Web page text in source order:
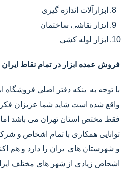
ابزارآلات اندازه گیری
ابزار نقاشی ساختمان
ابزار لوله کشی
فروش عمده ابزار در تمام نقاط ایران
با توجه به اینکه دفتر اصلی فروشگاه
واقع شده است شاید شما عزیزان
فقط مختص استان تهران می باشد اما
توانایی همکاری با تمام اشخاص و
و شهرستان های ایران را دارد و هم
اشخاص زیادی از شهر های مختلف